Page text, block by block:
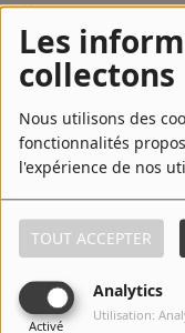
Les
collectons
Nous utilisons des
fonctionnalités
l'expérience de nos
TOUT ACCEPTER
Analytics
Activé
Utilisation:
Note: Cette liste
chanteuse. Pour la liste
filmographie.
Top Titres
1